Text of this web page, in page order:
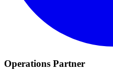
Operations Partner